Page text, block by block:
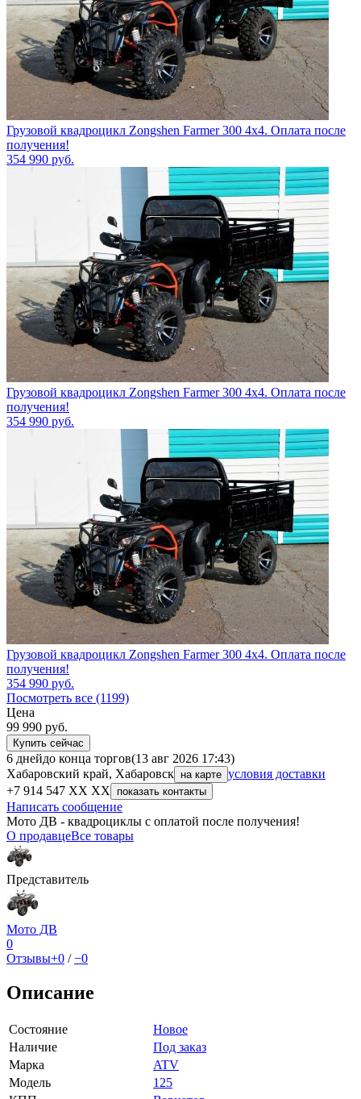
Грузовой квадроцикл Zongshen Farmer 300 4х4. Оплата после
получения!
354 990 руб.
Грузовой квадроцикл Zongshen Farmer 300 4х4. Оплата после
получения!
354 990 руб.
Грузовой квадроцикл Zongshen Farmer 300 4х4. Оплата после
получения!
354 990 руб.
Посмотреть все (1199)
Цена
99 990 руб.
Купить сейчас
6 днейдо конца торгов(13 авг 2026 17:43)
Хабаровский край, Хабаровск на карте условия доставки
+7 914 547 XX XX
показать контакты
Написать сообщение
Мото ДВ - квадроциклы с оплатой после получения!
О продавцеВсе товары
Представитель
Мото ДВ
0
Отзывы+0 /−0
Описание
Состояние
Новое
Наличие
Под заказ
Марка
ATV
Модель
125